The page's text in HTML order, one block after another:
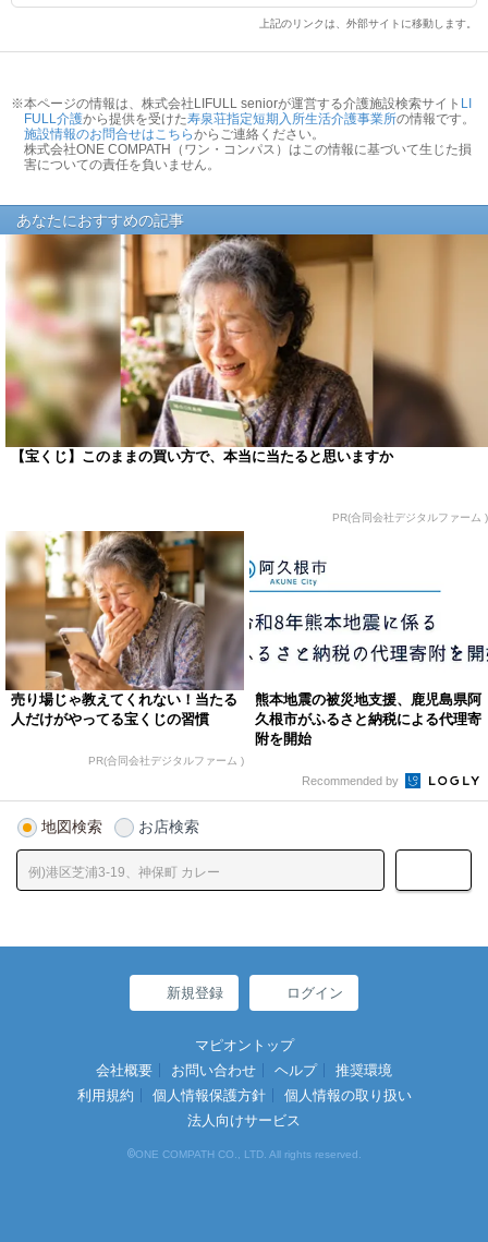
上記のリンクは、外部サイトに移動します。
※本ページの情報は、株式会社LIFULL seniorが運営する介護施設検索サイト LI
FULL介護から提供を受けた寿泉荘指定短期入所生活介護事業所の情報です。
施設情報のお問合せはこちらからご連絡ください。
株式会社ONE COMPATH（ワン・コンパス）はこの情報に基づいて生じた損
害についての責任を負いません。
あなたにおすすめの記事
【宝くじ】このままの買い方で、本当に当たると思いますか
PR(合同会社デジタルファーム )
売り場じゃ教えてくれない！当たる
人だけがやってる宝くじの習慣
PR(合同会社デジタルファーム )
熊本地震の被災地支援、鹿児島県阿
久根市がふるさと納税による代理寄
附を開始
Recommended by
地図検索 お店検索
新規登録 ログイン
マピオントップ
会社概要
お問い合わせ ヘルプ
推奨環境
利用規約
個人情報保護方針
個人情報の取り扱い
法人向けサービス
©ONE COMPATH CO., LTD. All rights reserved.